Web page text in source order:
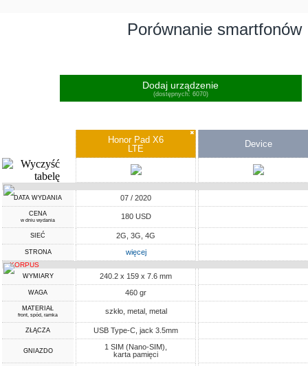
Porównanie smartfonów
Dodaj urządzenie
(dostępnych: 6070)
✖
Honor Pad X6
LTE
Device
DATA WYDANIA 07 / 2020
CENA
w dniu wydania 180 USD
SIEĆ 2G, 3G, 4G
STRONA więcej
KORPUS
WYMIARY 240.2 x 159 x 7.6 mm
WAGA 460 gr
MATERIAŁ
front, spód, ramka szkło, metal, metal
ZŁĄCZA USB Type-C, jack 3.5mm
GNIAZDO
1 SIM (Nano-SIM),
karta pamięci